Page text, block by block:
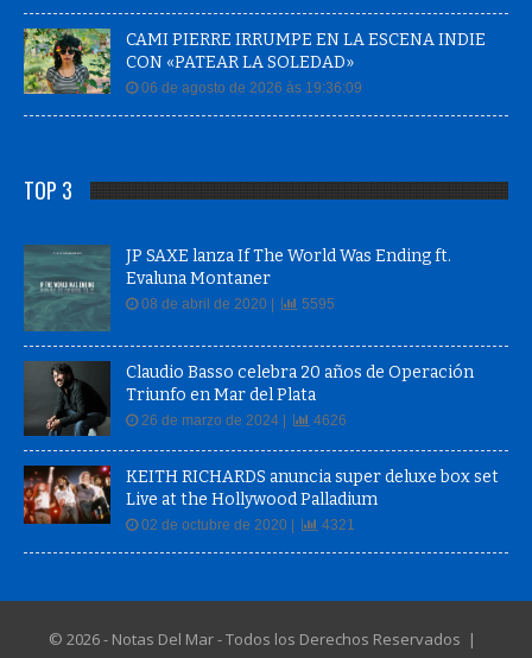
CAMI PIERRE IRRUMPE EN LA ESCENA INDIE
CON «PATEAR LA SOLEDAD»
06 de agosto de 2026 às 19:36:09
TOP 3
JP SAXE lanza If The World Was Ending ft.
Evaluna Montaner
08 de abril de 2020 | 5595
Claudio Basso celebra 20 años de Operación
Triunfo en Mar del Plata
26 de marzo de 2024 | 4626
KEITH RICHARDS anuncia super deluxe box set
Live at the Hollywood Palladium
02 de octubre de 2020 | 4321
© 2026 - Notas Del Mar - Todos los Derechos Reservados |